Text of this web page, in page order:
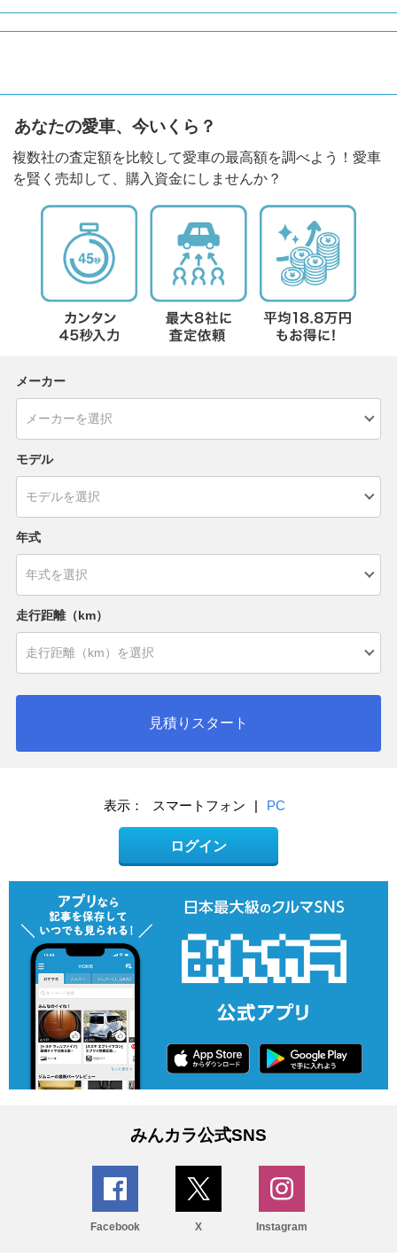
あなたの愛車、今いくら？
複数社の査定額を比較して愛車の最高額を調べよう！愛車
を賢く売却して、購入資金にしませんか？
メーカー
モデル
年式
走行距離（km）
見積りスタート
表示： スマートフォン | PC
ログイン
みんカラ公式SNS
Facebook X Instagram